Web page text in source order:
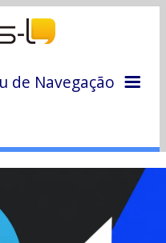
de Navegação